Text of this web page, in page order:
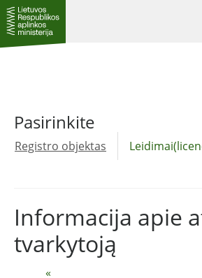
Pasirinkite
Registro objektas
«
Informacija apie
tvarkytoją